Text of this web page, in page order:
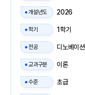
개설년도 2026
학기 1학기
전공 디노베이션
교과구분 이론
수준 초급